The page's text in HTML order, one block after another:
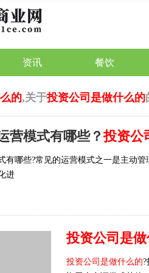
资讯 餐饮
的,关于投资公司是做什么的
营模式有哪些？投资公
有哪些?常见的运营模式之一是主动
进
投资公司是
投资公司是做什么的?